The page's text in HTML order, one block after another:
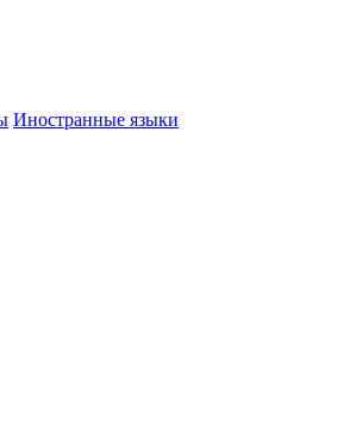
Иностранные языки